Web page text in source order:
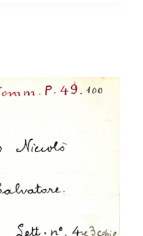
Francesca a
Augusto a Tommaseo,
Giovanni Maria a
Gaetano a ignoto
Luigi a Tommaseo,
Francesco a